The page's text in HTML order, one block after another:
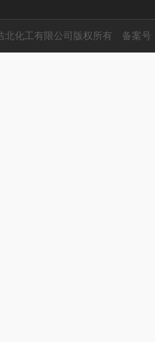
化工有限公司版权所有 备案号